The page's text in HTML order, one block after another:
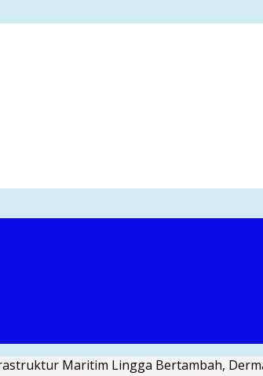
Maritim Lingga Bertambah,